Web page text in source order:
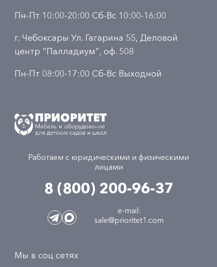
Пн-Пт 10:00-20:00 Сб-Вс 10:00-16:00
г. Чебоксары Ул. Гагарина 55, Деловой
центр "Палладиум", оф. 508
Пн-Пт 08:00-17:00 Сб-Вс Выходной
Работаем с юридическими и физическими
лицами
8 (800) 200-96-37
e-mail:
sale@prioritet1.com
Мы в соц сетях